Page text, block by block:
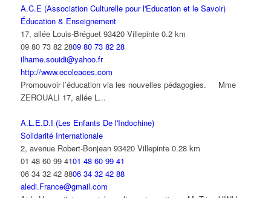
A.C.E (Association Culturelle pour l'Education et le Savoir)
Éducation & Enseignement
17, allée Louis-Bréguet 93420 Villepinte 0.2 km
09 80 73 82 2809 80 73 82 28
ilhame.souidi@yahoo.fr
http://www.ecoleaces.com
Promouvoir l’éducation via les nouvelles pédagogies. Mme
ZEROUALI 17, allée L...
A.L.E.D.I (Les Enfants De l'Indochine)
Solidarité Internationale
2, avenue Robert-Bonjean 93420 Villepinte 0.28 km
01 48 60 99 4101 48 60 99 41
06 34 32 42 8806 34 32 42 88
aledi.France@gmail.com